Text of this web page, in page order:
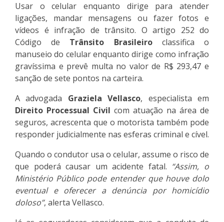
Usar o celular enquanto dirige para atender
ligações, mandar mensagens ou fazer fotos e
vídeos é infração de trânsito. O artigo 252 do
Código de Trânsito Brasileiroclassifica o
manuseio do celular enquanto dirige como infração
gravíssima e prevê multa no valor de R$ 293,47 e
sanção de sete pontos na carteira.
A advogada Graziela Vellasco, especialista em
Direito Processual Civil com atuação na área de
seguros, acrescenta que o motorista também pode
responder judicialmente nas esferas criminal e cível.
Quando o condutor usa o celular, assume o risco de
que poderá causar um acidente fatal. “Assim, o
Ministério Público pode entender que houve dolo
eventual e oferecer a denúncia por homicídio
doloso”, alerta Vellasco.